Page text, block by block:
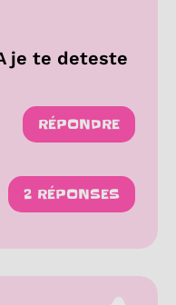
je te deteste
RÉPONDRE
2 RÉPONSES